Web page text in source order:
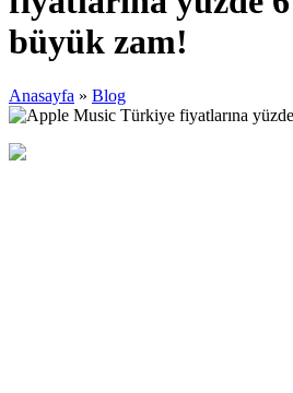
büyük zam!
Anasayfa » Blog